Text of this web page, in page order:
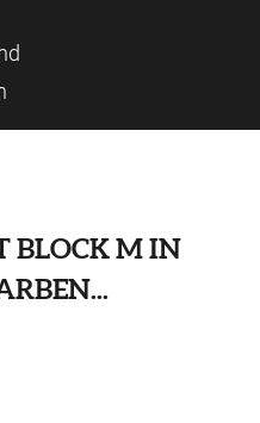
BLOCK M IN